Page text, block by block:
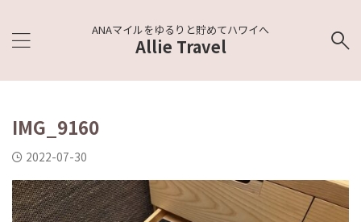
ANAマイルをゆるりと貯めてハワイへ
Allie Travel
IMG_9160
2022-07-30